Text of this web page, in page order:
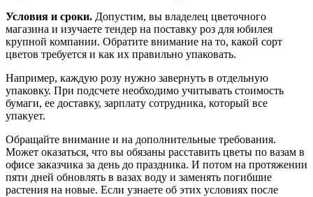
Условия и сроки. Допустим, вы владелец цветочного
магазина и изучаете тендер на поставку роз для юбилея
крупной компании. Обратите внимание на то, какой сорт
цветов требуется и как их правильно упаковать.
Например, каждую розу нужно завернуть в отдельную
упаковку. При подсчете необходимо учитывать стоимость
бумаги, ее доставку, зарплату сотрудника, который все
упакует.
Обращайте внимание и на дополнительные требования.
Может оказаться, что вы обязаны расставить цветы по вазам в
офисе заказчика за день до праздника. И потом на протяжении
пяти дней обновлять в вазах воду и заменять погибшие
растения на новые. Если узнаете об этих условиях после